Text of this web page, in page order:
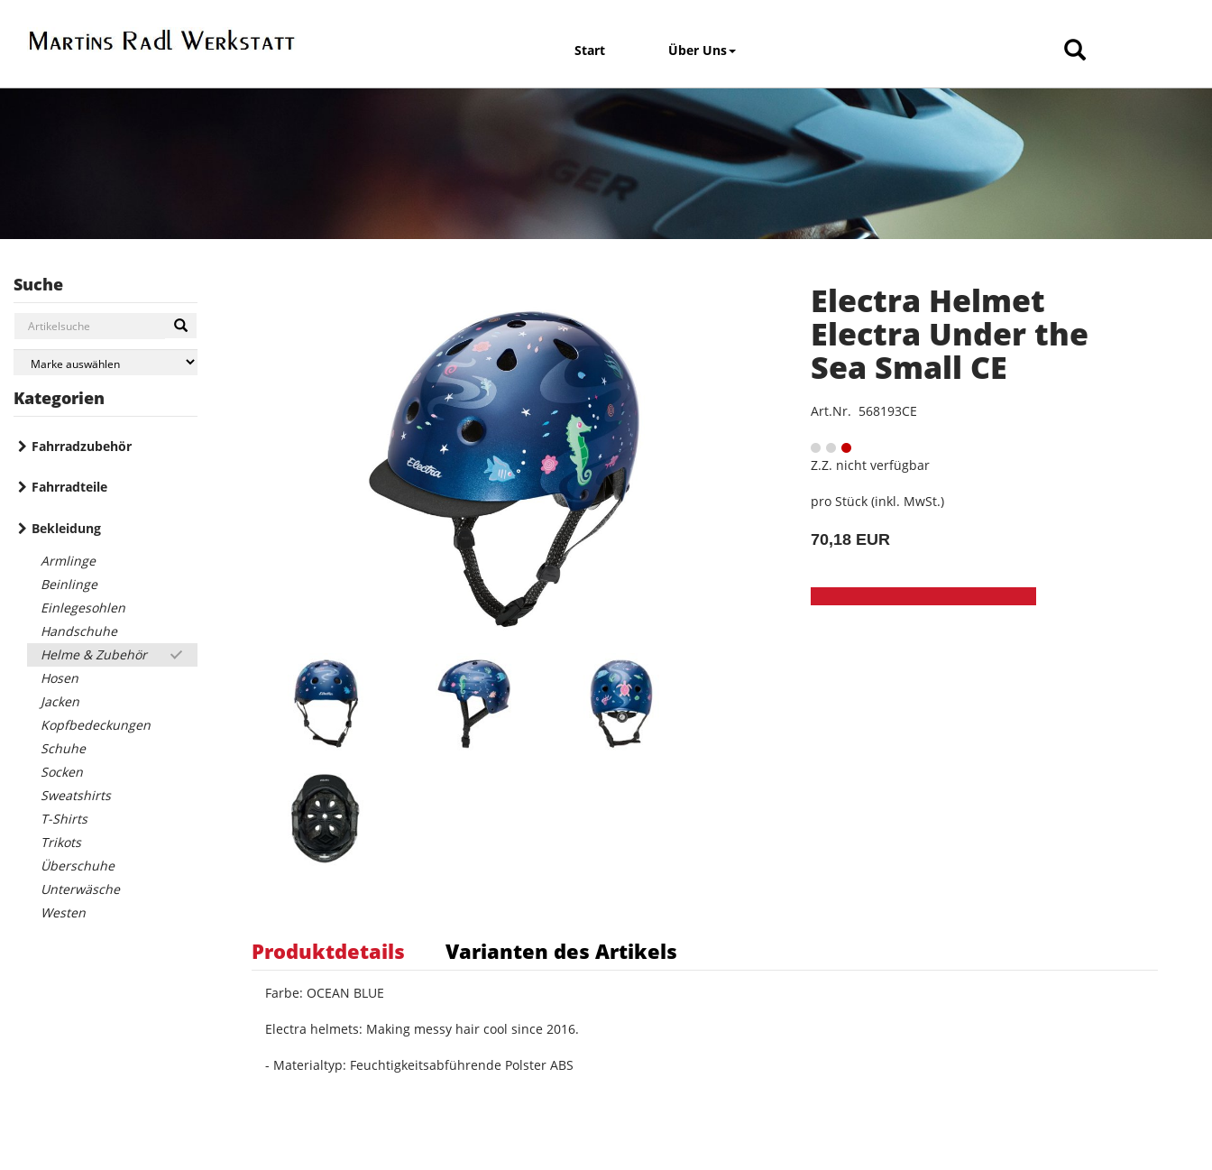
Start Über Uns
Suche
Kategorien
Fahrradzubehör
Fahrradteile
Bekleidung
Armlinge
Beinlinge
Einlegesohlen
Handschuhe
Helme & Zubehör
Hosen
Jacken
Kopfbedeckungen
Schuhe
Socken
Sweatshirts
T-Shirts
Trikots
Überschuhe
Unterwäsche
Westen
Electra Helmet
Electra Under the
Sea Small CE
Art.Nr. 568193CE
Z.Z. nicht verfügbar
pro Stück (inkl. MwSt.)
70,18 EUR
Produktdetails Varianten des Artikels
Farbe: OCEAN BLUE
Electra helmets: Making messy hair cool since 2016.
- Materialtyp: Feuchtigkeitsabführende Polster ABS